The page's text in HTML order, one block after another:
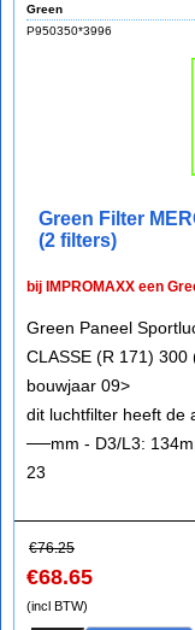
Green
P950350*3996
Green Filter
(2 filters)
bij IMPROMAXX een
Green Paneel
CLASSE (R 171)
bouwjaar 09>
dit luchtfilter heeft de
──mm - D3/L3:
23
€76.25
€68.65
(incl BTW)